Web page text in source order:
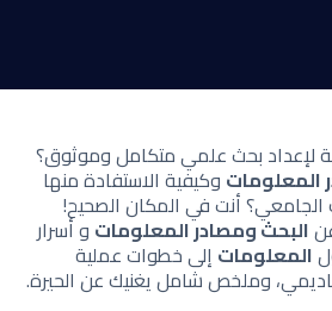
بحث علمي متكامل وموثوق؟
وكيفية الاستفادة منها
أنت في المكان الصحيح!
البحث ومصادر المعلوماتو أسرار
المعلوماتإلى خطوات عملية
وملخص شامل يغنيك عن الحيرة.